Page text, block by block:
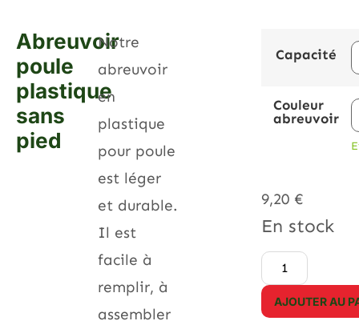
Abreuvoir
poule
plastique
sans
pied
Notre
abreuvoir
en
plastique
pour poule
est léger
et durable.
Il est
facile à
remplir, à
assembler
Capacité
Couleur
abreuvoir
9,20 €
En stock
AJOUTER AU